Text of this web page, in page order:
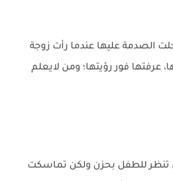
الصدمة عليها عندما رأت زوجة
عرفتها فور رؤيتها؛ ومن لايعلم
تنظر للطفل بحزن ولكن تماسكت